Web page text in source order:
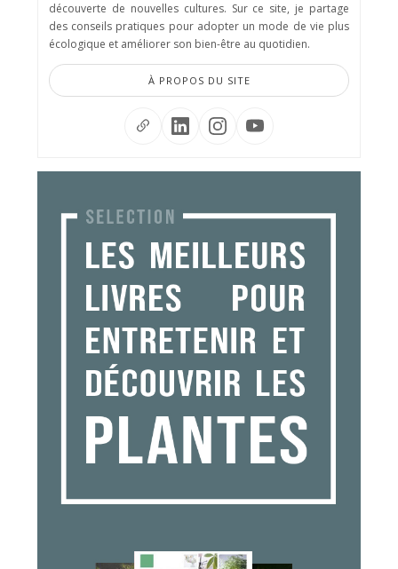
découverte de nouvelles cultures. Sur ce site, je partage
des conseils pratiques pour adopter un mode de vie plus
écologique et améliorer son bien-être au quotidien.
À PROPOS DU SITE